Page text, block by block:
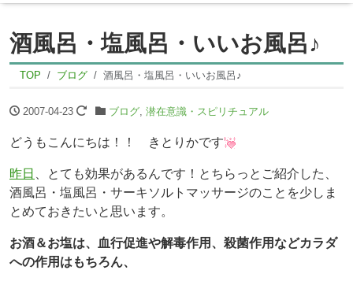
酒風呂・塩風呂・いいお風呂♪
TOP ブログ 酒風呂・塩風呂・いいお風呂♪
2007-04-23 ブログ, 潜在意識・スピリチュアル
どうもこんにちは！！ きとりかです
昨日
、とても効果があるんです！とちらっとご紹介した、
酒風呂・塩風呂・サーキソルトマッサージのことを少しま
とめておきたいと思います。
お酒＆お塩は、血行促進や解毒作用、殺菌作用などカラダ
への作用はもちろん、